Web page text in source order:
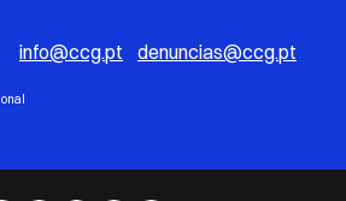
info@ccg.pt denuncias@ccg.pt